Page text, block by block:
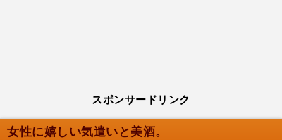
スポンサードリンク
女性に嬉しい気遣いと美酒。